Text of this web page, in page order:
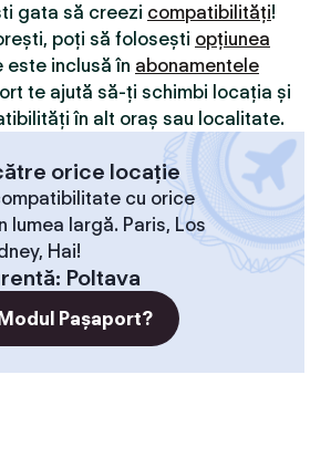
gata să creezi compatibilităţi!
poți să folosești opțiunea
este inclusă în abonamentele
te ajută să-ți schimbi locația și
în alt oraș sau localitate.
orice locație
cu orice
lumea largă. Paris, Los
Hai!
: Poltava
Pașaport?